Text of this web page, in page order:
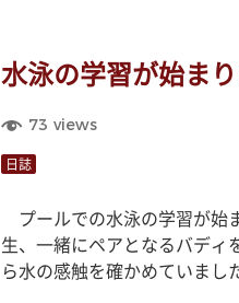
水泳の学習が始ま
73 views
日誌
プールでの水泳の学習が始
生、一緒にペアとなるバディ
ら水の感触を確かめていまし